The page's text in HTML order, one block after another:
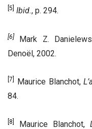
[5] Ibid., p. 294.
[6] Mark Z.
Denoël, 2002.
[7] Maurice Blanchot,
84.
[8] Maurice Blanchot,